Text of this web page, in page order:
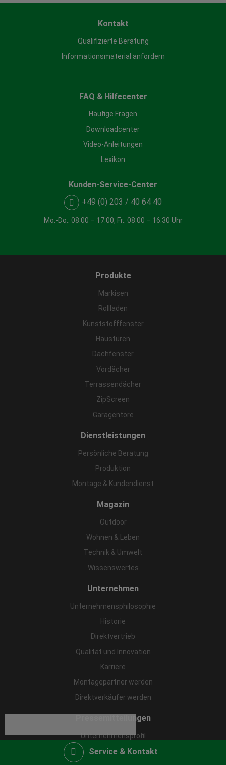
Kontakt
Qualifizierte Beratung
Informationsmaterial anfordern
FAQ & Hilfecenter
Häufige Fragen
Downloadcenter
Video-Anleitungen
Lexikon
Kunden-Service-Center
+49 (0) 203 / 40 64 40
Mo.-Do.: 08.00 – 17.00, Fr.: 08.00 – 16.30 Uhr
Service & Kontakt
Produkte
Markisen
Rollladen
Kunststofffenster
Haustüren
Dachfenster
Vordächer
Terrassendächer
ZipScreen
Garagentore
Dienstleistungen
Persönliche Beratung
Produktion
Montage & Kundendienst
Magazin
Outdoor
Wohnen & Leben
Technik & Umwelt
Wissenswertes
Unternehmen
Unternehmensphilosophie
Historie
Direktvertrieb
Qualität und Innovation
Karriere
Montagepartner werden
Direktverkäufer werden
Pressemitteilungen
Unternehmensprofil
Pressemitteilungen